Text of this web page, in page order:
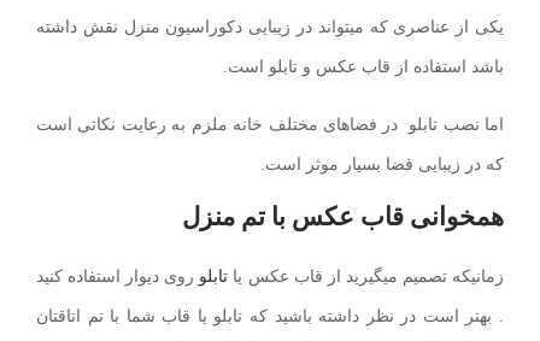
یکی از عناصری که میتواند در زیبایی دکوراسیون منزل نقش داشته
باشد استفاده از قاب عکس و تابلو است.
اما نصب تابلو در فضاهای مختلف خانه ملزم به رعایت نکاتی است
که در زیبایی فضا بسیار موثر است.
همخوانی قاب عکس با تم منزل
زمانیکه تصمیم میگیرید از قاب عکس یا تابلو روی دیوار استفاده کنید
. بهتر است در نظر داشته باشید که تابلو یا قاب شما با تم اتاقتان